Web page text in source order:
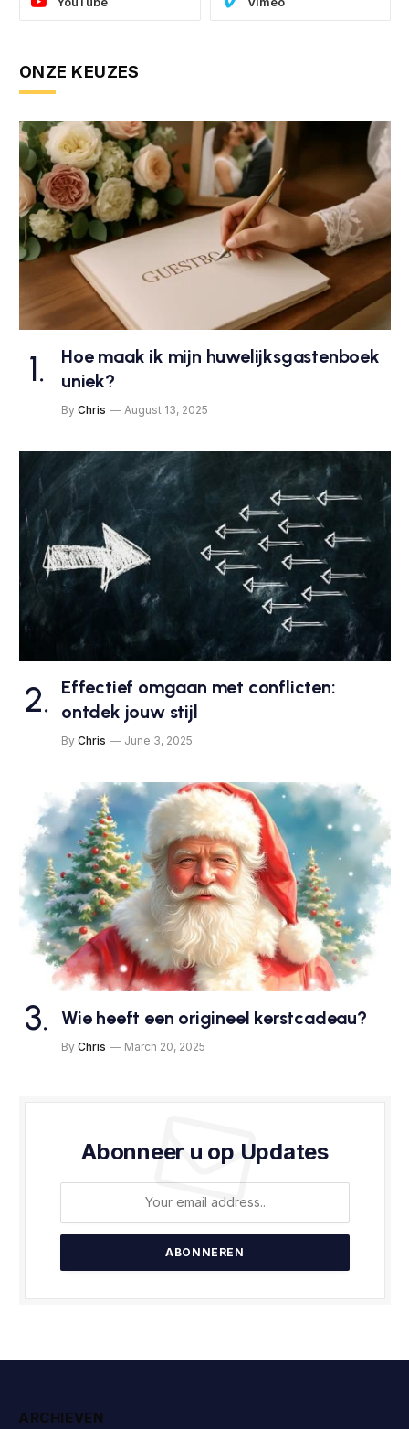
ONZE KEUZES
Hoe maak ik mijn huwelijksgastenboek
uniek?
By Chris August 13, 2025
Effectief omgaan met conflicten:
ontdek jouw stijl
By Chris June 3, 2025
Wie heeft een origineel kerstcadeau?
By Chris March 20, 2025
Abonneer u op Updates
ARCHIEVEN